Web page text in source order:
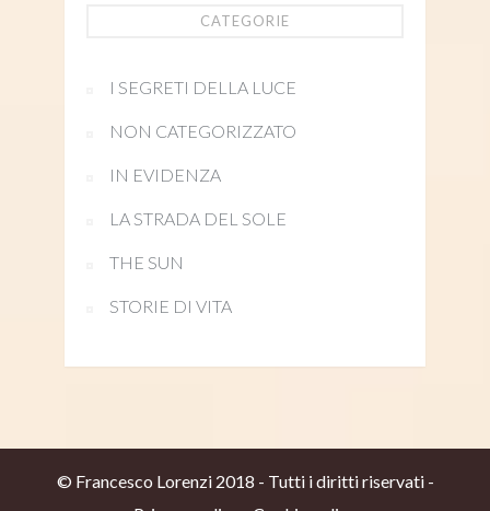
CATEGORIE
I SEGRETI DELLA LUCE
NON CATEGORIZZATO
IN EVIDENZA
LA STRADA DEL SOLE
THE SUN
STORIE DI VITA
© Francesco Lorenzi 2018 - Tutti i diritti riservati -